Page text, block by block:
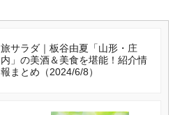
旅サラダ｜板谷由夏「山形・庄
内」の美酒＆美食を堪能！紹介情
報まとめ（2024/6/8）